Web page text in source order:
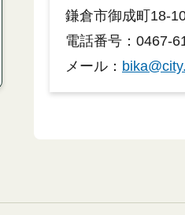
鎌倉市御成町18-
電話番号：0467-
メール：